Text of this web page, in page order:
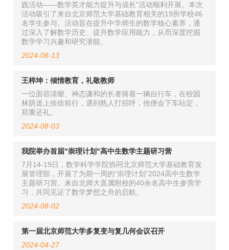
践活动——数学英才能力提升与成长”活动顺利开展。本次
活动吸引了来自北京师范大学基础教育相关的19所学校46
名学生参与。活动旨在提升中学师生的数学核心素养，通
过深入了解数学历史、提升数学应用能力，从而深度挖掘
数学学习兴趣和研究潜能。
2024-08-13
王梓坤：倾情教育，礼敬教师
一位面容清癯、神态谦和的长者骑着一辆自行车，在校园
林荫道上徐徐前行，遇到熟人打招呼，他便会下车站定，
郑重还礼。
2024-08-03
我院举办首届"崇理计划"高中生数学主题研习营
7月14-19日，数学科学学院协同北京师范大学基础教育发
展管理部，开展了为期一周的“崇理计划”2024高中生数学
主题研习营。来自北师大直属附校的40余名高中生参营学
习，共同见证了数学梦想之舟的启航。
2024-08-02
第一届北京师范大学多复变与复几何会议召开
2024-04-27